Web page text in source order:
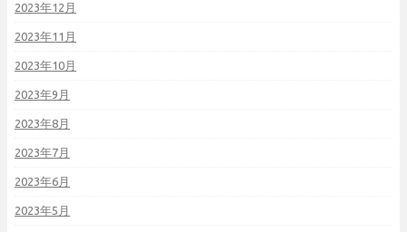
2023年12月
2023年11月
2023年10月
2023年9月
2023年8月
2023年7月
2023年6月
2023年5月